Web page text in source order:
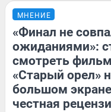
МНЕНИЕ
«Финал не
ожиданиями»:
смотреть фильм
«Старый орел»
большом
честная